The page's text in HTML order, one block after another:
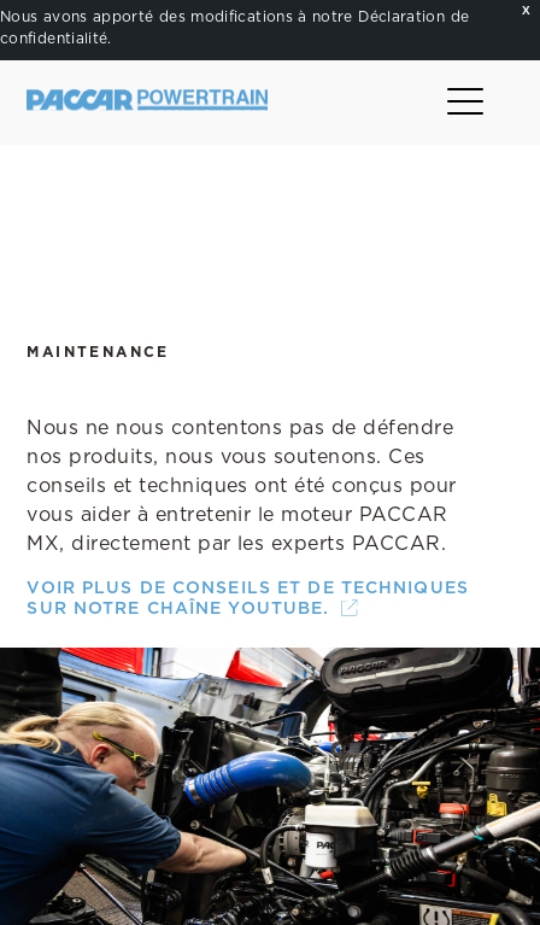
X
Nous avons apporté des modifications à notre Déclaration de
confidentialité.
.
MAINTENANCE
Nous ne nous contentons pas de défendre
nos produits, nous vous soutenons. Ces
conseils et techniques ont été conçus pour
vous aider à entretenir le moteur PACCAR
MX, directement par les experts PACCAR.
VOIR PLUS DE CONSEILS ET DE TECHNIQUES
SUR NOTRE CHAÎNE YOUTUBE.